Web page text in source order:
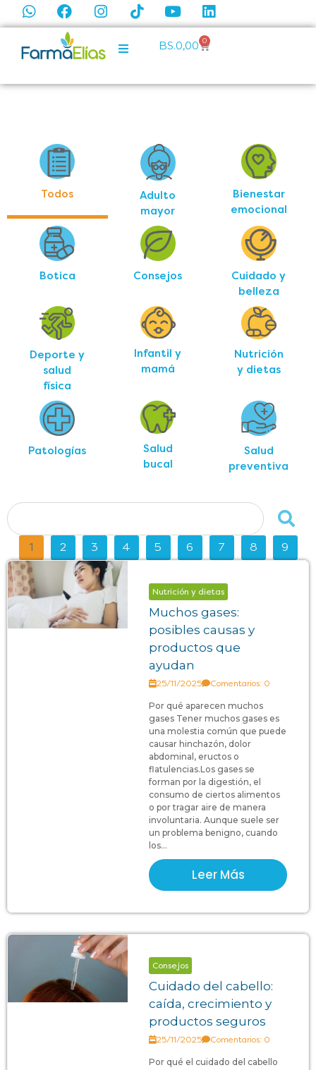
BS.0,00 0
Todos
Adulto
mayor
Bienestar
emocional
Botica Consejos
Cuidado y
belleza
Deporte y
salud
física
Infantil y
mamá
Nutrición
y dietas
Patologías
Salud
bucal
Salud
preventiva
1 2 3 4 5 6 7 8 9
Nutrición y dietas
Muchos gases:
posibles causas y
productos que
ayudan
25/11/2025 Comentarios: 0
Por qué aparecen muchos
gases Tener muchos gases es
una molestia común que puede
causar hinchazón, dolor
abdominal, eructos o
flatulencias.Los gases se
forman por la digestión, el
consumo de ciertos alimentos
o por tragar aire de manera
involuntaria. Aunque suele ser
un problema benigno, cuando
los...
Leer Más
Consejos
Cuidado del cabello:
caída, crecimiento y
productos seguros
25/11/2025 Comentarios: 0
Por qué el cuidado del cabello